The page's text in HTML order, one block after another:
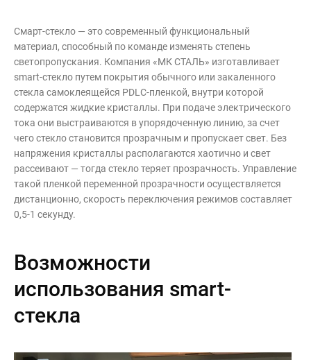
Получить расчет
Оставить заявку
Смарт-стекло — это современный функциональный
материал, способный по команде изменять степень
светопропускания. Компания «МК СТАЛЬ» изготавливает
smart-стекло путем покрытия обычного или закаленного
стекла самоклеящейся PDLC-пленкой, внутри которой
содержатся жидкие кристаллы. При подаче электрического
тока они выстраиваются в упорядоченную линию, за счет
чего стекло становится прозрачным и пропускает свет. Без
напряжения кристаллы располагаются хаотично и свет
рассеивают — тогда стекло теряет прозрачность. Управление
такой пленкой переменной прозрачности осуществляется
дистанционно, скорость переключения режимов составляет
0,5-1 секунду.
Возможности
использования smart-
стекла